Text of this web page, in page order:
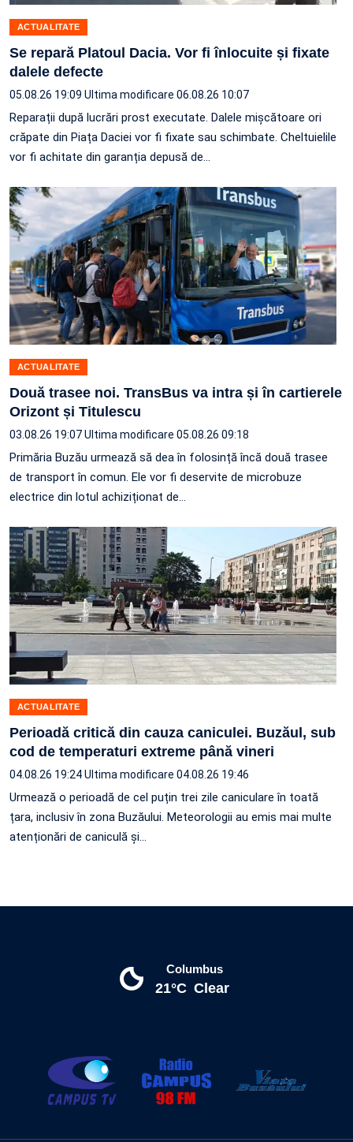
ACTUALITATE
Se repară Platoul Dacia. Vor fi înlocuite și fixate
dalele defecte
05.08.26 19:09 Ultima modificare 06.08.26 10:07
Reparații după lucrări prost executate. Dalele mișcătoare ori
crăpate din Piața Daciei vor fi fixate sau schimbate. Cheltuielile
vor fi achitate din garanția depusă de…
ACTUALITATE
Două trasee noi. TransBus va intra și în cartierele
Orizont și Titulescu
03.08.26 19:07Ultima modificare 05.08.26 09:18
Primăria Buzău urmează să dea în folosință încă două trasee
de transport în comun. Ele vor fi deservite de microbuze
electrice din lotul achiziționat de…
ACTUALITATE
Perioadă critică din cauza caniculei. Buzăul, sub
cod de temperaturi extreme până vineri
04.08.26 19:24Ultima modificare 04.08.26 19:46
Urmează o perioadă de cel puțin trei zile caniculare în toată
țara, inclusiv în zona Buzăului. Meteorologii au emis mai multe
atenționări de caniculă și…
Columbus
21°C Clear